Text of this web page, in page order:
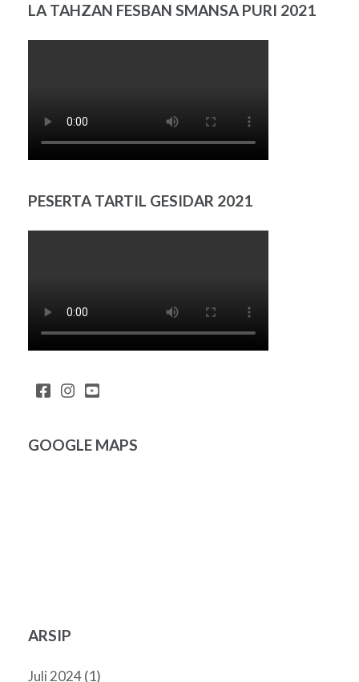
LA TAHZAN FESBAN SMANSA PURI 2021
PESERTA TARTIL GESIDAR 2021
GOOGLE MAPS
ARSIP
Juli 2024(1)